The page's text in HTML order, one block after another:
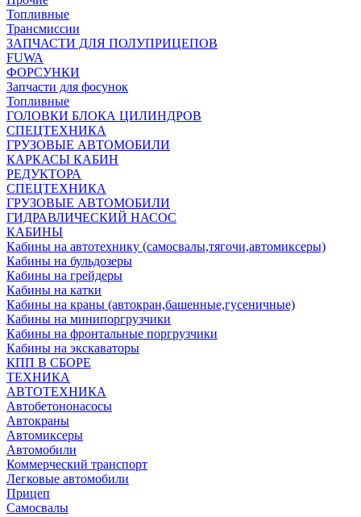
Топливные
Трансмиссии
ЗАПЧАСТИ ДЛЯ ПОЛУПРИЦЕПОВ
FUWA
ФОРСУНКИ
Запчасти для фосунок
Топливные
ГОЛОВКИ БЛОКА ЦИЛИНДРОВ
СПЕЦТЕХНИКА
ГРУЗОВЫЕ АВТОМОБИЛИ
КАРКАСЫ КАБИН
РЕДУКТОРА
СПЕЦТЕХНИКА
ГРУЗОВЫЕ АВТОМОБИЛИ
ГИДРАВЛИЧЕСКИЙ НАСОС
КАБИНЫ
Кабины на автотехнику (самосвалы,тягочи,автомиксеры)
Кабины на бульдозеры
Кабины на грейдеры
Кабины на катки
Кабины на краны (автокран,башенные,гусеничные)
Кабины на минипоргрузчики
Кабины на фронтальные поргрузчики
Кабины на экскаваторы
КПП В СБОРЕ
ТЕХНИКА
АВТОТЕХНИКА
Автобетононасосы
Автокраны
Автомиксеры
Автомобили
Коммерческий транспорт
Легковые автомобили
Прицеп
Самосвалы